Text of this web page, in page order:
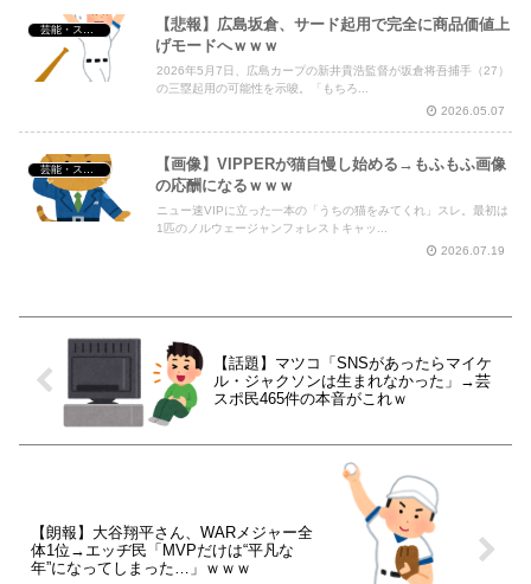
芸能・スポーツ・Youtuber
【悲報】広島坂倉、サード起用で完全に商品価値上
げモードへｗｗｗ
2026年5月7日、広島カープの新井貴浩監督が坂倉将吾捕手（27）
の三塁起用の可能性を示唆。「もちろ...
2026.05.07
芸能・スポーツ・Youtuber
【画像】VIPPERが猫自慢し始める→もふもふ画像
の応酬になるｗｗｗ
ニュー速VIPに立った一本の「うちの猫をみてくれ」スレ。最初は
1匹のノルウェージャンフォレストキャッ...
2026.07.19
【話題】マツコ「SNSがあったらマイケ
ル・ジャクソンは生まれなかった」→芸
スポ民465件の本音がこれｗ
【朗報】大谷翔平さん、WARメジャー全
体1位→エッヂ民「MVPだけは“平凡な
年”になってしまった…」ｗｗｗ